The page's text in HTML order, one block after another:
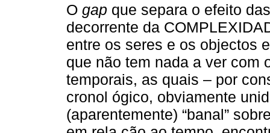
O gap que separa o efeito
decorrente da
entre os seres e os objectos
que não tem nada a ver com
temporais, as quais – por
cronol ógico, obviamente
(aparentemente) “banal”